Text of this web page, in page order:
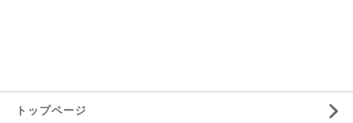
トップページ